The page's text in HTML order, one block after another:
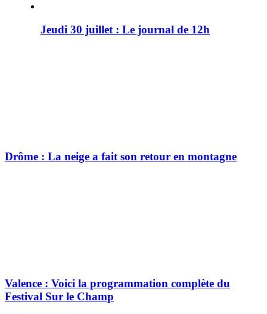
Jeudi 30 juillet : Le journal de 12h
Drôme : La neige a fait son retour en montagne
Valence : Voici la programmation complète du
Festival Sur le Champ